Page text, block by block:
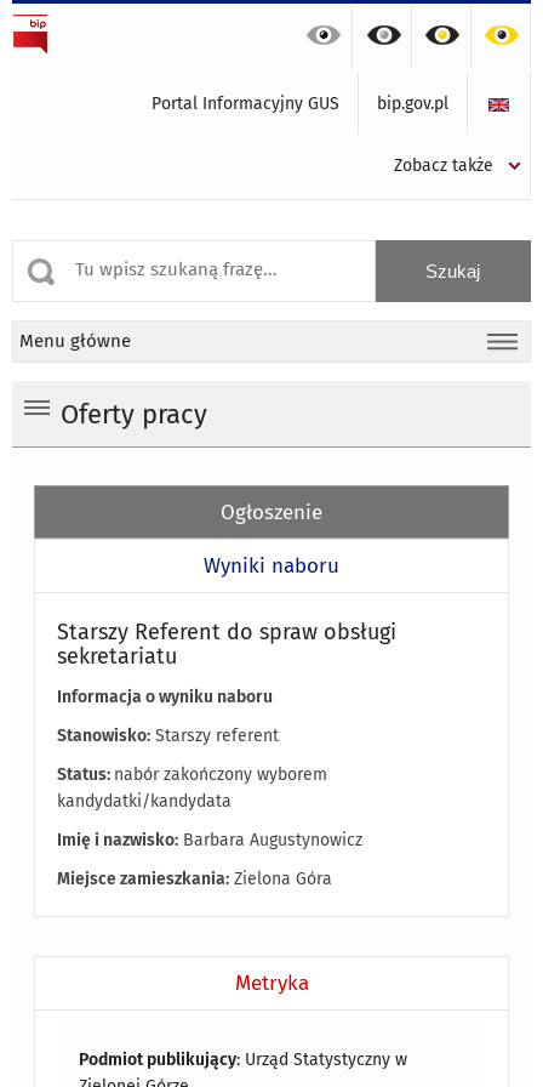
Portal Informacyjny GUS bip.gov.pl
Zobacz także
Menu główne
Oferty pracy
Ogłoszenie
Wyniki naboru
Starszy Referent do spraw obsługi
sekretariatu
Informacja o wyniku naboru
Stanowisko: Starszy referent
Status: nabór zakończony wyborem
kandydatki/kandydata
Imię i nazwisko: Barbara Augustynowicz
Miejsce zamieszkania: Zielona Góra
Metryka
Podmiot publikujący: Urząd Statystyczny w